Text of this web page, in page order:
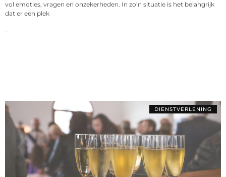
vol emoties, vragen en onzekerheden. In zo’n situatie is het belangrijk
dat er een plek
DIENSTVERLENING